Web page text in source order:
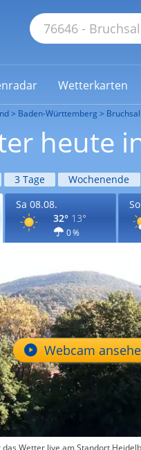
Wetterkarten
Baden-Württemberg Bruchsal
heute
3 Tage Wochenende
Sa 08.08.
32° 13°
0 %
Webcam
Wetter live am Standort